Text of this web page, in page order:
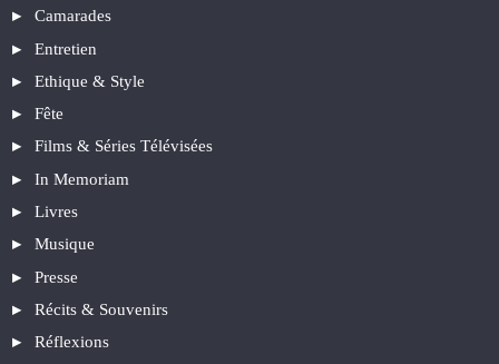
Camarades
Entretien
Ethique & Style
Fête
Films & Séries Télévisées
In Memoriam
Livres
Musique
Presse
Récits & Souvenirs
Réflexions